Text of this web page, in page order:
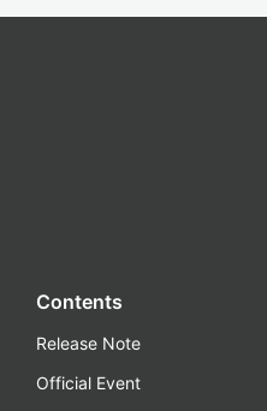
Contents
Release Note
Official Event